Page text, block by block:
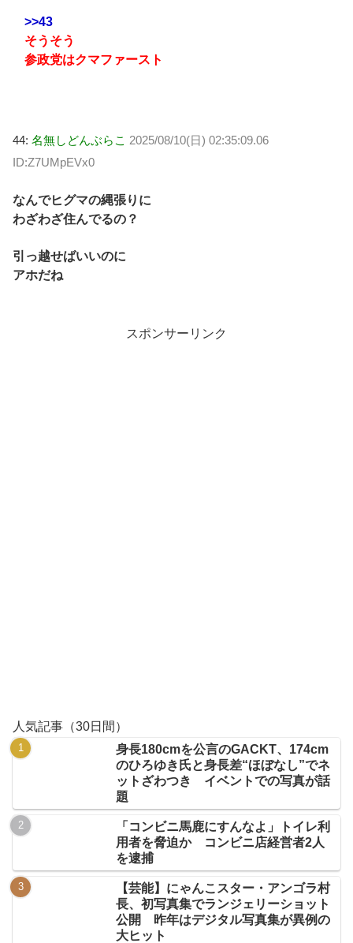
>>43
そうそう
参政党はクマファースト
44: 名無しどんぶらこ 2025/08/10(日) 02:35:09.06
ID:Z7UMpEVx0
なんでヒグマの縄張りに
わざわざ住んでるの？
引っ越せばいいのに
アホだね
スポンサーリンク
人気記事（30日間）
身長180cmを公言のGACKT、174cm
のひろゆき氏と身長差“ほぼなし”でネ
ットざわつき イベントでの写真が話
題
「コンビニ馬鹿にすんなよ」トイレ利
用者を脅迫か コンビニ店経営者2人
を逮捕
【芸能】にゃんこスター・アンゴラ村
長、初写真集でランジェリーショット
公開 昨年はデジタル写真集が異例の
大ヒット